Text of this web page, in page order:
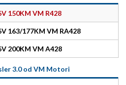
150KM VM R428
163/177KM VM RA428
200KM VM A428
3.0 od VM Motori